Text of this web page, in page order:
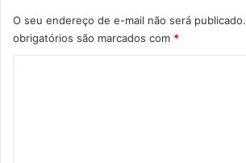
O seu endereço de e-mail não será publicado.
obrigatórios são marcados com *